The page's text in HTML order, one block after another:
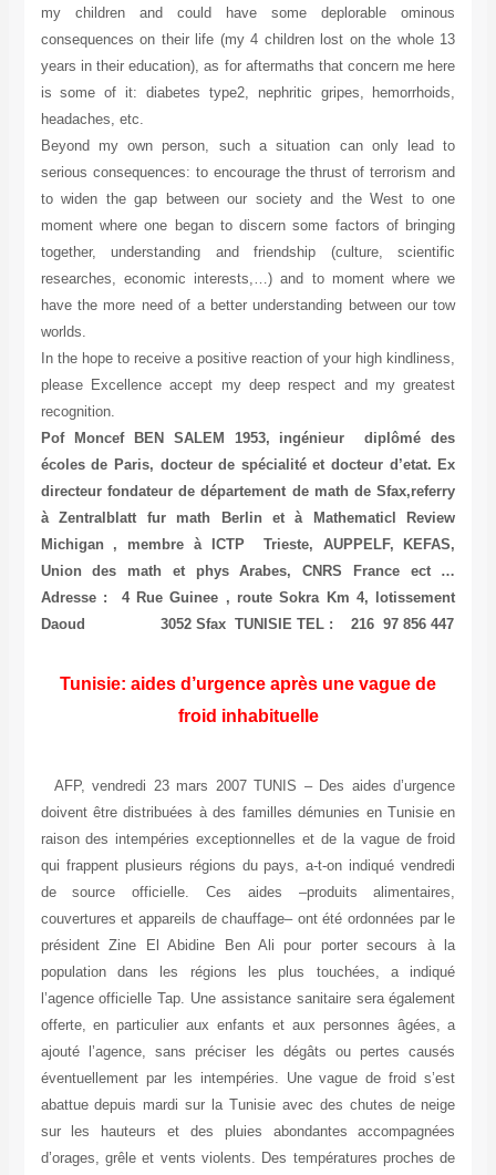
my children and could have some deplorable ominous
consequences on their life (my 4 children lost on the whole 13
years in their education), as for aftermaths that concern me here
is some of it: diabetes type2, nephritic gripes, hemorrhoids,
headaches, etc.
Beyond my own person, such a situation can only lead to
serious consequences: to encourage the thrust of terrorism and
to widen the gap between our society and the West to one
moment where one began to discern some factors of bringing
together, understanding and friendship (culture, scientific
researches, economic interests,…) and to moment where we
have the more need of a better understanding between our tow
worlds.
In the hope to receive a positive reaction of your high kindliness,
please Excellence accept my deep respect and my greatest
recognition.
Pof Moncef BEN SALEM 1953, ingénieur diplômé des
écoles de Paris, docteur de spécialité et docteur d’etat. Ex
directeur fondateur de département de math de Sfax,referry
à Zentralblatt fur math Berlin et à Mathematicl Review
Michigan , membre à ICTP Trieste, AUPPELF, KEFAS,
Union des math et phys Arabes, CNRS France ect …
Adresse : 4 Rue Guinee , route Sokra Km 4, lotissement
Daoud 3052 Sfax TUNISIE TEL : 216 97 856 447
Tunisie: aides d’urgence après une vague de
froid inhabituelle
AFP, vendredi 23 mars 2007 TUNIS – Des aides d’urgence
doivent être distribuées à des familles démunies en Tunisie en
raison des intempéries exceptionnelles et de la vague de froid
qui frappent plusieurs régions du pays, a-t-on indiqué vendredi
de source officielle. Ces aides –produits alimentaires,
couvertures et appareils de chauffage– ont été ordonnées par le
président Zine El Abidine Ben Ali pour porter secours à la
population dans les régions les plus touchées, a indiqué
l’agence officielle Tap. Une assistance sanitaire sera également
offerte, en particulier aux enfants et aux personnes âgées, a
ajouté l’agence, sans préciser les dégâts ou pertes causés
éventuellement par les intempéries. Une vague de froid s’est
abattue depuis mardi sur la Tunisie avec des chutes de neige
sur les hauteurs et des pluies abondantes accompagnées
d’orages, grêle et vents violents. Des températures proches de